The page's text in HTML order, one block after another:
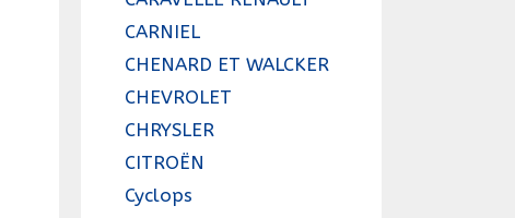
CARNIEL
CHENARD ET WALCKER
CHEVROLET
CHRYSLER
CITROËN
Cyclops